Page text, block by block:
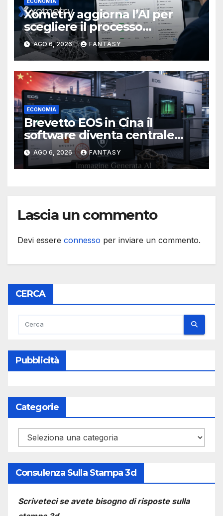
Xometry aggiorna l’AI per
scegliere il processo
produttivo più adatto
AGO 6, 2026 FANTASY
ECONOMIA
Brevetto EOS in Cina il
software diventa centrale
nella stampa 3D industriale
AGO 6, 2026 FANTASY
Lascia un commento
Devi essere connesso per inviare un commento.
CERCA
Pubblicità
Categorie
Categorie
Consulenza Sulla Stampa 3d
Scriveteci se avete bisogno di risposte sulla